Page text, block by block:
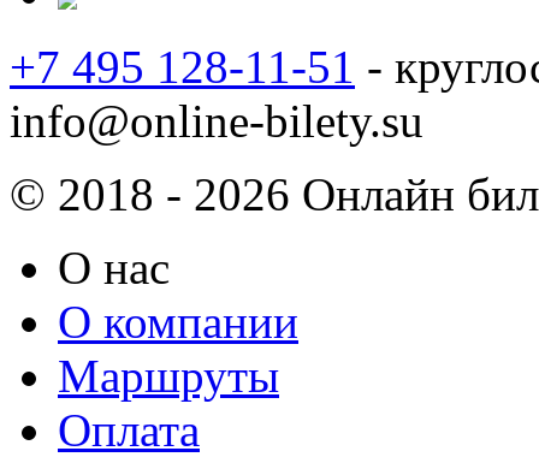
+7 495 128-11-51 -
info@online-bilety.su
© 2018 - 2026 Онлайн
О нас
О компании
Маршруты
Оплата